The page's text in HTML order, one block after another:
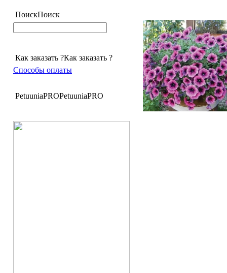
ПоискПоиск
Как заказать ?Как заказать ?
Способы оплаты
PetuuniaPROPetuuniaPRO